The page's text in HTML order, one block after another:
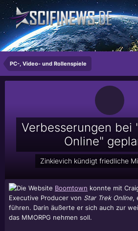
...mit dem murkligen Geschmack der
PC-, Video- und Rollenspiele
Verbesserungen bei
Online"
Zinkievich kündigt friedliche
Die Website Boomtown konnte mit
Executive Producer von Star Trek Online,
führen. Darin äußerte er sich auch zur
das MMORPG nehmen soll.